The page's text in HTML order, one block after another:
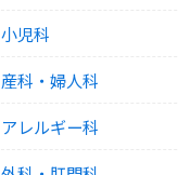
小児科
産科・婦人科
アレルギー科